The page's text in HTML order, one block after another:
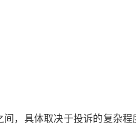
，具体取决于投诉的复杂